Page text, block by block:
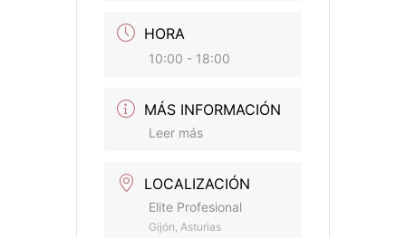
HORA
10:00 - 18:00
MÁS INFORMACIÓN
Leer más
LOCALIZACIÓN
Elite Profesional
Gijón, Asturias